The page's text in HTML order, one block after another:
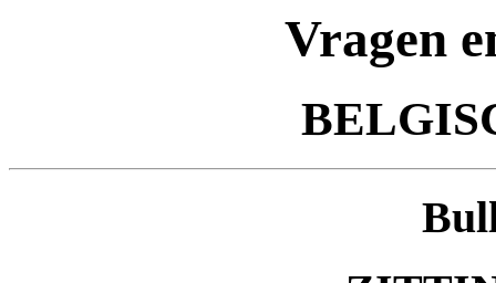
Vragen